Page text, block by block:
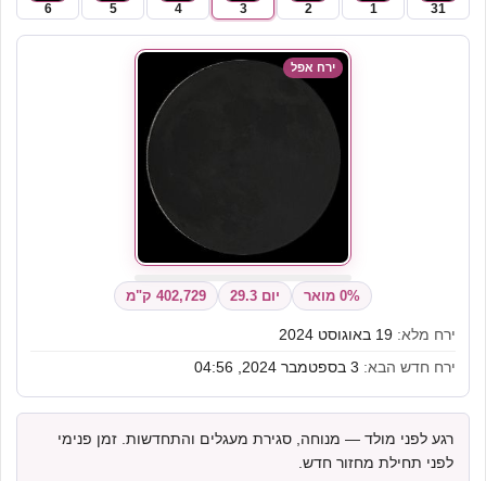
31
1
2
3
4
5
6
ירח אפל
0% מואר יום 29.3 402,729 ק"מ
ירח מלא:
ירח חדש הבא:
רגע לפני מולד — מנוחה, סגירת מעגלים והתחדשות. זמן פנימי
לפני תחילת מחזור חדש.